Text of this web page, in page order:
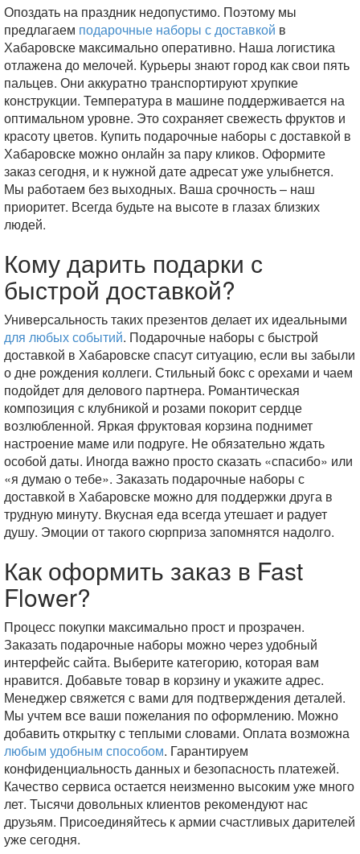
Опоздать на праздник недопустимо. Поэтому мы
предлагаем подарочные наборы с доставкой в
Хабаровске максимально оперативно. Наша логистика
отлажена до мелочей. Курьеры знают город как свои пять
пальцев. Они аккуратно транспортируют хрупкие
конструкции. Температура в машине поддерживается на
оптимальном уровне. Это сохраняет свежесть фруктов и
красоту цветов. Купить подарочные наборы с доставкой в
Хабаровске можно онлайн за пару кликов. Оформите
заказ сегодня, и к нужной дате адресат уже улыбнется.
Мы работаем без выходных. Ваша срочность – наш
приоритет. Всегда будьте на высоте в глазах близких
людей.
Кому дарить подарки с
быстрой доставкой?
Универсальность таких презентов делает их идеальными
для любых событий. Подарочные наборы с быстрой
доставкой в Хабаровске спасут ситуацию, если вы забыли
о дне рождения коллеги. Стильный бокс с орехами и чаем
подойдет для делового партнера. Романтическая
композиция с клубникой и розами покорит сердце
возлюбленной. Яркая фруктовая корзина поднимет
настроение маме или подруге. Не обязательно ждать
особой даты. Иногда важно просто сказать «спасибо» или
«я думаю о тебе». Заказать подарочные наборы с
доставкой в Хабаровске можно для поддержки друга в
трудную минуту. Вкусная еда всегда утешает и радует
душу. Эмоции от такого сюрприза запомнятся надолго.
Как оформить заказ в Fast
Flower?
Процесс покупки максимально прост и прозрачен.
Заказать подарочные наборы можно через удобный
интерфейс сайта. Выберите категорию, которая вам
нравится. Добавьте товар в корзину и укажите адрес.
Менеджер свяжется с вами для подтверждения деталей.
Мы учтем все ваши пожелания по оформлению. Можно
добавить открытку с теплыми словами. Оплата возможна
любым удобным способом. Гарантируем
конфиденциальность данных и безопасность платежей.
Качество сервиса остается неизменно высоким уже много
лет. Тысячи довольных клиентов рекомендуют нас
друзьям. Присоединяйтесь к армии счастливых дарителей
уже сегодня.